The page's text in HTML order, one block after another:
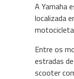
A Yamaha
localizada
Entre os
estradas
scooter